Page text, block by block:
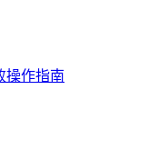
操作指南